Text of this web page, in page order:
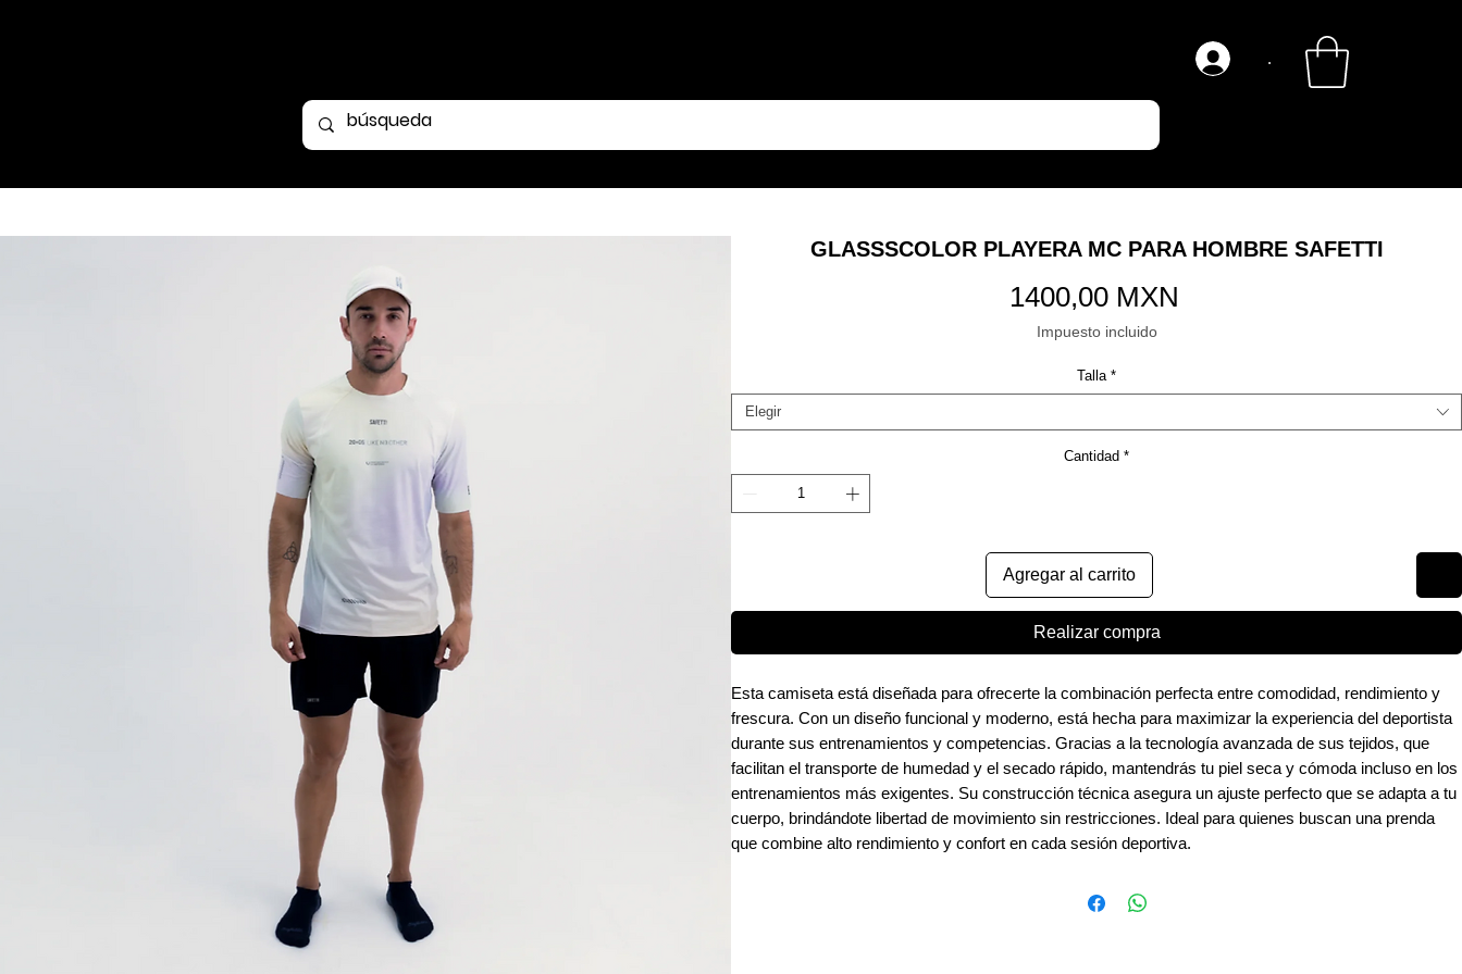
.
GLASSSCOLOR PLAYERA MC PARA HOMBRE SAFETTI
1400,00 MXN
Impuesto incluido
Talla *
Elegir
Cantidad *
Agregar al carrito
Realizar compra
Esta camiseta está diseñada para ofrecerte la combinación perfecta entre comodidad, rendimiento y
frescura. Con un diseño funcional y moderno, está hecha para maximizar la experiencia del deportista
durante sus entrenamientos y competencias. Gracias a la tecnología avanzada de sus tejidos, que
facilitan el transporte de humedad y el secado rápido, mantendrás tu piel seca y cómoda incluso en los
entrenamientos más exigentes. Su construcción técnica asegura un ajuste perfecto que se adapta a tu
cuerpo, brindándote libertad de movimiento sin restricciones. Ideal para quienes buscan una prenda
que combine alto rendimiento y confort en cada sesión deportiva.